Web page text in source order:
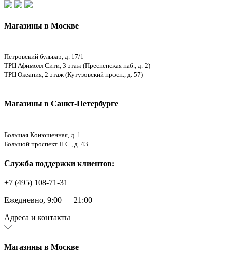
Магазины в Москве
Петровский бульвар, д. 17/1
ТРЦ Афимолл Сити, 3 этаж (Пресненская наб., д. 2)
ТРЦ Океания, 2 этаж (Кутузовский просп., д. 57)
Магазины в Санкт-Петербурге
Большая Конюшенная, д. 1
Большой проспект П.С., д. 43
Служба поддержки клиентов:
+7 (495) 108-71-31
Ежедневно, 9:00 — 21:00
Адреса и контакты
Магазины в Москве